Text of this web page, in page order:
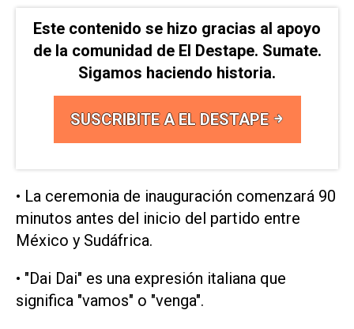
Este contenido se hizo gracias al apoyo
de la comunidad de El Destape. Sumate.
Sigamos haciendo historia.
SUSCRIBITE A EL DESTAPE
• La ‌ceremonia de ‌inauguración comenzará 90
minutos ⁠antes del inicio del partido entre
México y ​Sudáfrica.
• "Dai ‌Dai" es una expresión italiana que
significa "vamos" o "venga".